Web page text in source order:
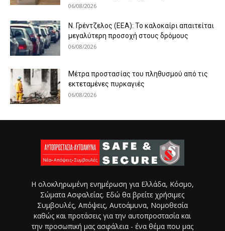
06/08/2026
Ν. Γρέντζελος (ΕΕΑ): Το καλοκαίρι απαιτείται
μεγαλύτερη προσοχή στους δρόμους
06/08/2026
Μέτρα προστασίας του πληθυσμού από τις
εκτεταμένες πυρκαγιές
06/08/2026
Η ολοκληρωμένη ενημέρωση για Ελλάδα, Κόσμο,
Σώματα Ασφαλείας. Εδώ θα βρείτε χρήσιμες
Συμβουλές, Απόψεις, Αυτοάμυνα, Νομοθεσία
καθώς και προτάσεις για την αυτοπροστασία και
την προσωπική μας ασφάλεια - ένα θέμα που μας